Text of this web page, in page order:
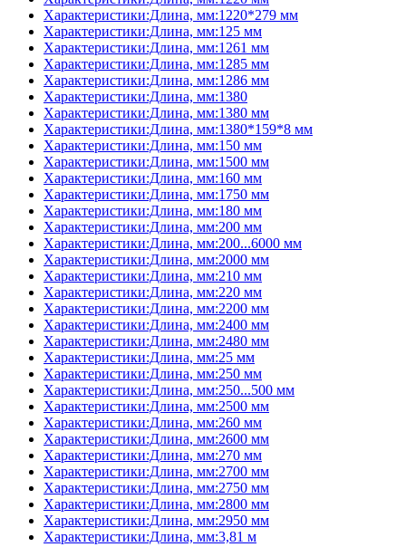
Характеристики:Длина, мм:1220*279 мм
Характеристики:Длина, мм:125 мм
Характеристики:Длина, мм:1261 мм
Характеристики:Длина, мм:1285 мм
Характеристики:Длина, мм:1286 мм
Характеристики:Длина, мм:1380
Характеристики:Длина, мм:1380 мм
Характеристики:Длина, мм:1380*159*8 мм
Характеристики:Длина, мм:150 мм
Характеристики:Длина, мм:1500 мм
Характеристики:Длина, мм:160 мм
Характеристики:Длина, мм:1750 мм
Характеристики:Длина, мм:180 мм
Характеристики:Длина, мм:200 мм
Характеристики:Длина, мм:200...6000 мм
Характеристики:Длина, мм:2000 мм
Характеристики:Длина, мм:210 мм
Характеристики:Длина, мм:220 мм
Характеристики:Длина, мм:2200 мм
Характеристики:Длина, мм:2400 мм
Характеристики:Длина, мм:2480 мм
Характеристики:Длина, мм:25 мм
Характеристики:Длина, мм:250 мм
Характеристики:Длина, мм:250...500 мм
Характеристики:Длина, мм:2500 мм
Характеристики:Длина, мм:260 мм
Характеристики:Длина, мм:2600 мм
Характеристики:Длина, мм:270 мм
Характеристики:Длина, мм:2700 мм
Характеристики:Длина, мм:2750 мм
Характеристики:Длина, мм:2800 мм
Характеристики:Длина, мм:2950 мм
Характеристики:Длина, мм:3,81 м